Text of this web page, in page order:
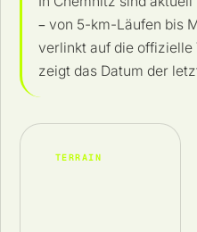
– von 5-km-Läufen bis
verlinkt auf die offizielle
zeigt das Datum der
TERRAIN